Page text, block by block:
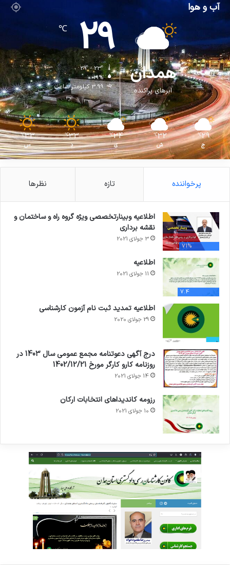
آب و هوا
همدان
ابرهای پراکنده
29
℃
29º - 23º
21%
3.99 کیلومتر/ساعت
29
℃
ج
32
℃
ش
34
℃
ی
33
℃
د
33
℃
س
پرخواننده تازه نظرها
71%
اطلاعیه وبینارتخصصی ویژه گروه راه و ساختمان و
نقشه برداری
3 جولای 2021
7.4
اطلاعیه
11 جولای 2021
اطلاعیه تمدید ثبت نام آزمون کارشناسی
29 جولای 2020
درج آگهی دعوتنامه مجمع عمومی سال 1403 در
روزنامه کارو کارگر مورخ 1402/12/21
14 جولای 2021
رزومه کاندیداهای انتخابات ارکان
10 جولای 2021